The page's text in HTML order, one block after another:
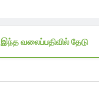
இந்த வலைப்பதிவில் தேடு